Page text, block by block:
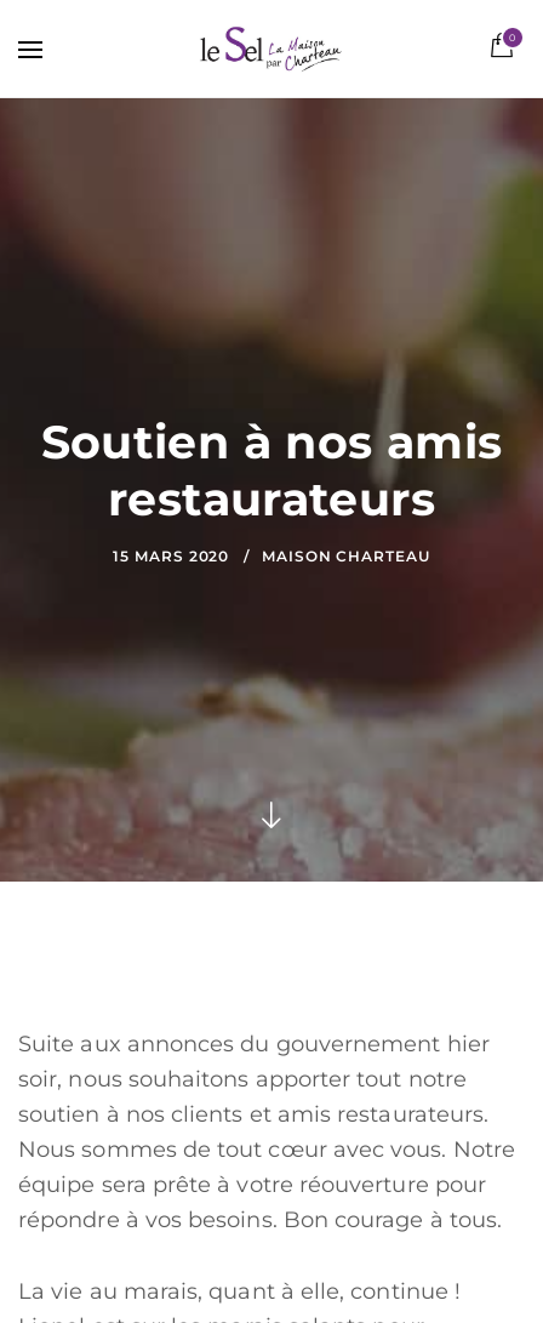
0
Soutien à nos amis
restaurateurs
15 MARS 2020 MAISON CHARTEAU
Suite aux annonces du gouvernement hier
soir, nous souhaitons apporter tout notre
soutien à nos clients et amis restaurateurs.
Nous sommes de tout cœur avec vous. Notre
équipe sera prête à votre réouverture pour
répondre à vos besoins. Bon courage à tous.
La vie au marais, quant à elle, continue !